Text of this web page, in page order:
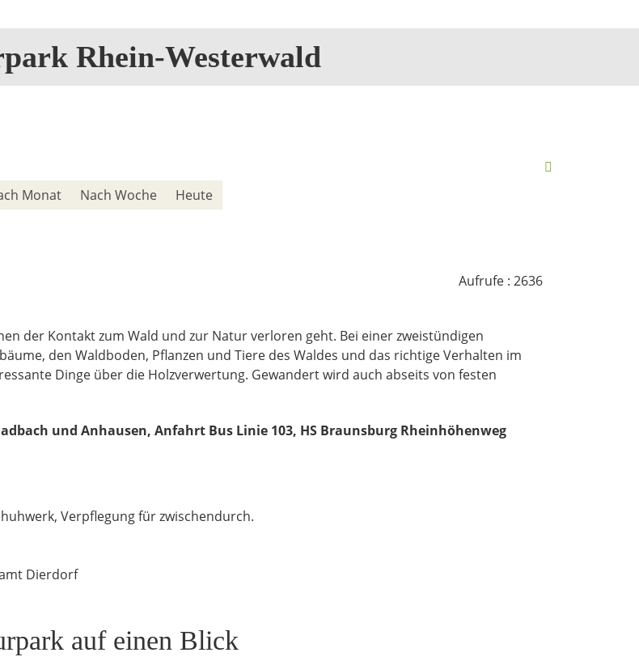
Rhein-Westerwald
Monat Nach Woche Heute
Aufrufe: 2636
der Kontakt zum Wald und zur Natur verloren geht. Bei einer zweistündigen
den Waldboden, Pflanzen und Tiere des Waldes und das richtige Verhalten im
Dinge über die Holzverwertung. Gewandert wird auch abseits von festen
und Anhausen, Anfahrt Bus Linie 103, HS Braunsburg Rheinhöhenweg
Verpflegung für zwischendurch.
Dierdorf
auf einen Blick